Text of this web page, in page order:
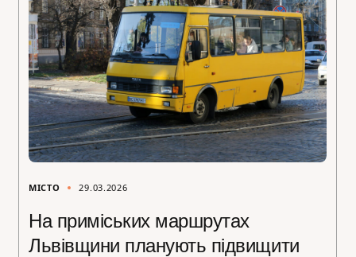
МІСТО 29.03.2026
На приміських маршрутах
Львівщини планують підвищити